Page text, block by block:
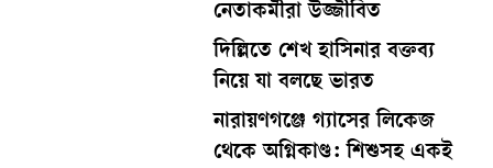
নেতাকর্মীরা উজ্জীবিত
দিল্লিতে শেখ হাসিনার বক্তব্য
নিয়ে যা বলছে ভারত
নারায়ণগঞ্জে গ্যাসের লিকেজ
থেকে অগ্নিকাণ্ড: শিশুসহ একই